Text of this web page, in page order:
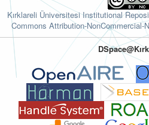
Kırklareli Üniversitesi Institutional
Commons Attribution-NonCommercial-